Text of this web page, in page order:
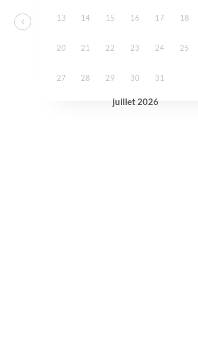
juillet 2026
13 14 15 16 17 18
20 21 22 23 24 25
27 28 29 30 31